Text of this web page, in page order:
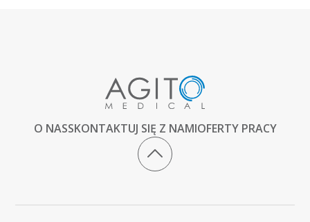
O NASSKONTAKTUJ SIĘ Z NAMIOFERTY PRACY